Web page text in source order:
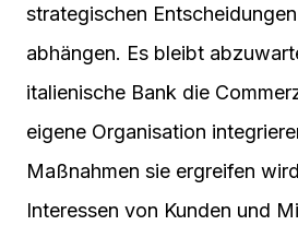
strategischen
abhängen. Es bleibt
italienische Bank die
eigene Organisation
Maßnahmen sie ergreifen
Interessen von Kunden und